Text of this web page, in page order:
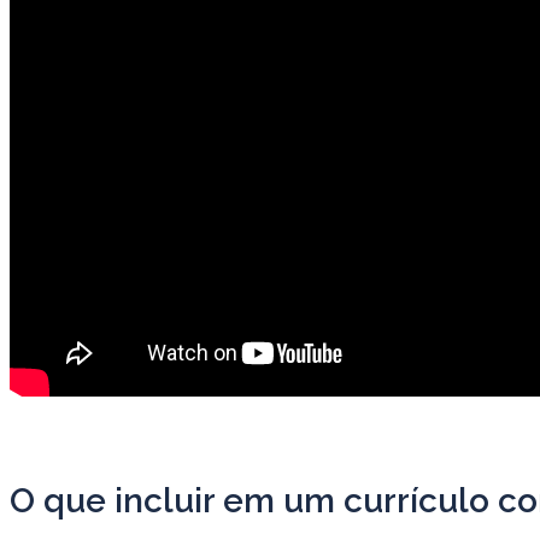
O que incluir em um currículo